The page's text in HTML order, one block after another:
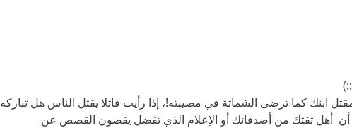
ابنك كما ترضى الشماتة في مصيبته!، إذا رأيت قاتلا يقتل الناس هل تباركه
أن أهل ثقتك من أصدقائك أو الإعلام الذي تفضل يقصون القصص عن